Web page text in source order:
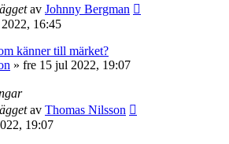
av Johnny Bergman
16:45
känner till märket?
» fre 15 jul 2022, 19:07
av Thomas Nilsson
19:07